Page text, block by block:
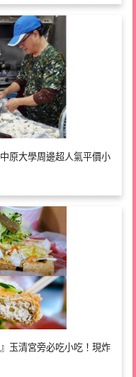
原大學周邊超人氣平價小
玉清宮旁必吃小吃！現炸